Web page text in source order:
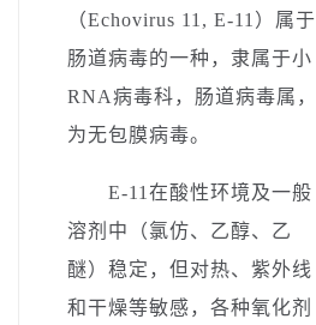
（Echovirus 11, E-11）属于
肠道病毒的一种，隶属于小
RNA病毒科，肠道病毒属，
为无包膜病毒。
E-11在酸性环境及一般
溶剂中（氯仿、乙醇、乙
醚）稳定，但对热、紫外线
和干燥等敏感，各种氧化剂